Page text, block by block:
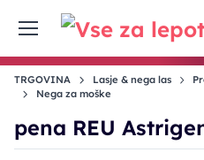
TRGOVINA Lasje & nega las
Nega za moške
pena REU